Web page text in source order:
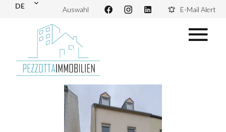
DE Auswahl E-Mail Alert